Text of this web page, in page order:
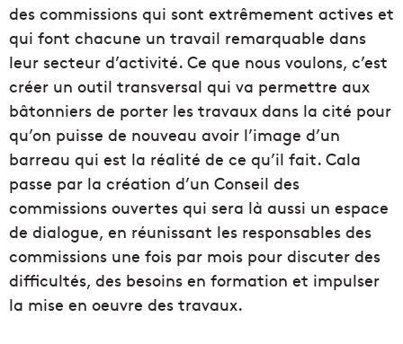
des commissions qui sont extrêmement actives et
qui font chacune un travail remarquable dans
leur secteur d’activité. Ce que nous voulons, c’est
créer un outil transversal qui va permettre aux
bâtonniers de porter les travaux dans la cité pour
qu’on puisse de nouveau avoir l’image d’un
barreau qui est la réalité de ce qu’il fait. Cala
passe par la création d’un Conseil des
commissions ouvertes qui sera là aussi un espace
de dialogue, en réunissant les responsables des
commissions une fois par mois pour discuter des
difficultés, des besoins en formation et impulser
la mise en oeuvre des travaux.